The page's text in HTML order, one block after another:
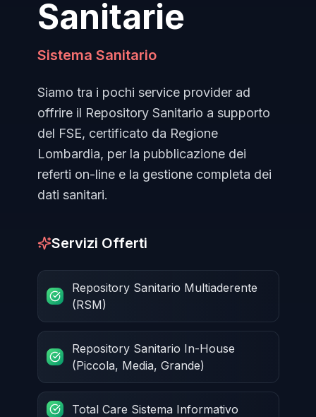
Sanitarie
Sistema Sanitario
Siamo tra i pochi service provider ad
offrire il Repository Sanitario a supporto
del FSE, certificato da Regione
Lombardia, per la pubblicazione dei
referti on-line e la gestione completa dei
dati sanitari.
Servizi Offerti
Repository Sanitario Multiaderente
(RSM)
Repository Sanitario In-House
(Piccola, Media, Grande)
Total Care Sistema Informativo